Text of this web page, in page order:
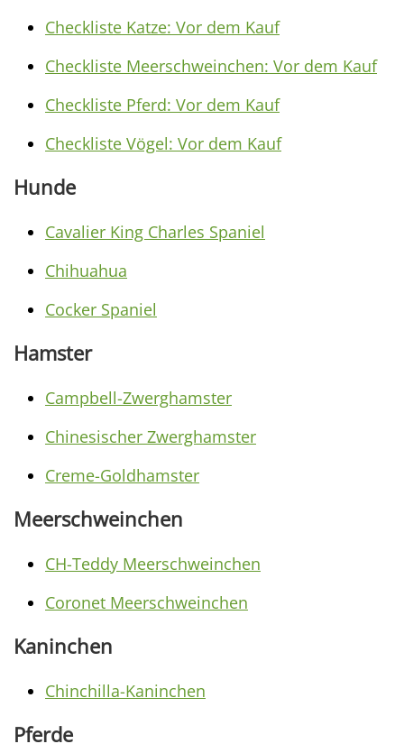
Checkliste Katze: Vor dem Kauf
Checkliste Meerschweinchen: Vor dem Kauf
Checkliste Pferd: Vor dem Kauf
Checkliste Vögel: Vor dem Kauf
Hunde
Cavalier King Charles Spaniel
Chihuahua
Cocker Spaniel
Hamster
Campbell-Zwerghamster
Chinesischer Zwerghamster
Creme-Goldhamster
Meerschweinchen
CH-Teddy Meerschweinchen
Coronet Meerschweinchen
Kaninchen
Chinchilla-Kaninchen
Pferde